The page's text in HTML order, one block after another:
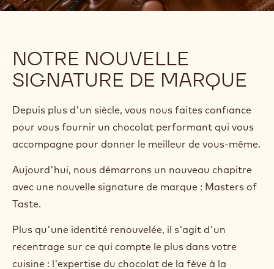
NOTRE NOUVELLE
SIGNATURE DE MARQUE
Depuis plus d'un siècle, vous nous faites confiance
pour vous fournir un chocolat performant qui vous
accompagne pour donner le meilleur de vous-même.
Aujourd'hui, nous démarrons un nouveau chapitre
avec une nouvelle signature de marque : Masters of
Taste.
Plus qu'une identité renouvelée, il s'agit d'un
recentrage sur ce qui compte le plus dans votre
cuisine : l'expertise du chocolat de la fève à la